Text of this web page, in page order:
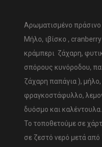
Αρωματισμένο πράσινο
Μήλο, ιβίσκο , cranberry
κράμπερι ζάχαρη,
σπόρους κυνόροδου,
ζάχαρη παπάγια ),
φραγκοστάφυλλο,
δυόσμο και καλέντουλα.
Το τοποθετούμε σε
σε ζεστό νερό μετά από